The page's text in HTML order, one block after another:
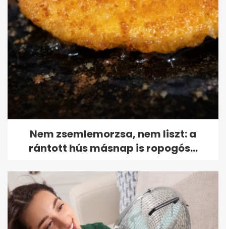
Nem zsemlemorzsa, nem liszt: a
rántott hús másnap is ropogós...